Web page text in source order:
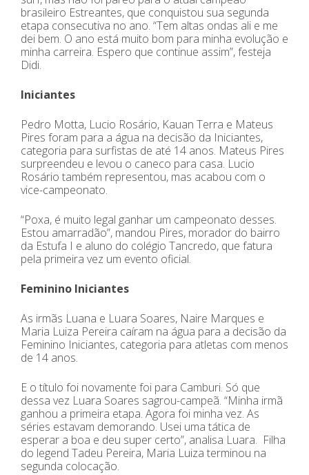
brasileiro Estreantes, que conquistou sua segunda
etapa consecutiva no ano. “Tem altas ondas ali e me
dei bem. O ano está muito bom para minha evolução e
minha carreira. Espero que continue assim”, festeja
Didi.
Iniciantes
Pedro Motta, Lucio Rosário, Kauan Terra e Mateus
Pires foram para a água na decisão da Iniciantes,
categoria para surfistas de até 14 anos. Mateus Pires
surpreendeu e levou o caneco para casa. Lucio
Rosário também representou, mas acabou com o
vice-campeonato.
“Poxa, é muito legal ganhar um campeonato desses.
Estou amarradão”, mandou Pires, morador do bairro
da Estufa I e aluno do colégio Tancredo, que fatura
pela primeira vez um evento oficial.
Feminino Iniciantes
As irmãs Luana e Luara Soares, Naire Marques e
Maria Luiza Pereira caíram na água para a decisão da
Feminino Iniciantes, categoria para atletas com menos
de 14 anos.
E o título foi novamente foi para Camburi. Só que
dessa vez Luara Soares sagrou-campeã. “Minha irmã
ganhou a primeira etapa. Agora foi minha vez. As
séries estavam demorando. Usei uma tática de
esperar a boa e deu super certo”, analisa Luara. Filha
do legend Tadeu Pereira, Maria Luiza terminou na
segunda colocação.